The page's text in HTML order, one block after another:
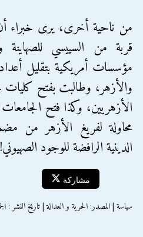
من ناحية أخرى، يرى خبراء
قربة من السييسي
مؤسسات أمريكية بتقليل أعداد
والأزهر، وطالبت بفتح
الأزهريين، وكذا فتح
محاولة لفريغ الأزهر من
الدينية الرافضة للوجود
مشاركة
سياسة | المصدر: الحرية و العدالة | تاريخ النشر : الجمعة 30 اكتوبر